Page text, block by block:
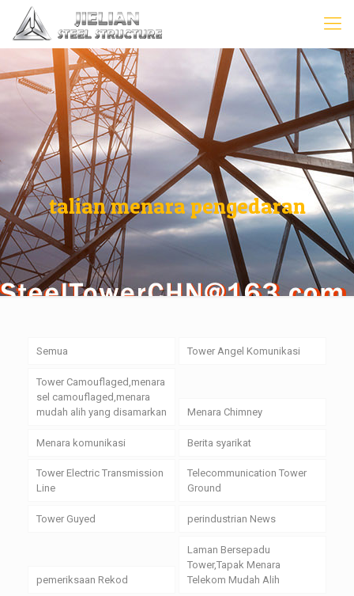
talian menara pengedaran
Semua Tower Angel Komunikasi
Tower Camouflaged,menara
sel camouflaged,menara
mudah alih yang disamarkan
Menara Chimney
Menara komunikasi Berita syarikat
Tower Electric Transmission
Line
Telecommunication Tower
Ground
Tower Guyed perindustrian News
pemeriksaan Rekod
Laman Bersepadu
Tower,Tapak Menara
Telekom Mudah Alih